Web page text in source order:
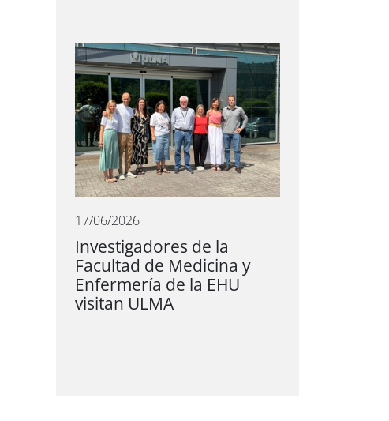
17/06/2026
Investigadores de la
Facultad de Medicina y
Enfermería de la EHU
visitan ULMA